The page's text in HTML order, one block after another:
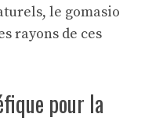
le gomasio
rayons de ces
pour la